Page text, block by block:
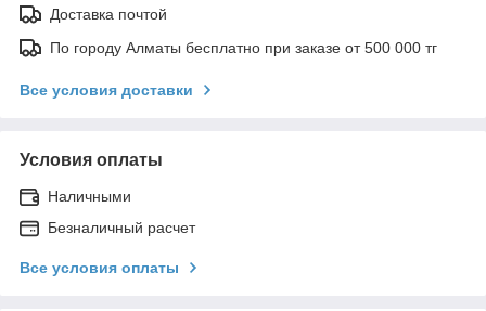
Доставка почтой
По городу Алматы бесплатно при заказе от 500 000 тг
Все условия доставки
Условия оплаты
Наличными
Безналичный расчет
Все условия оплаты